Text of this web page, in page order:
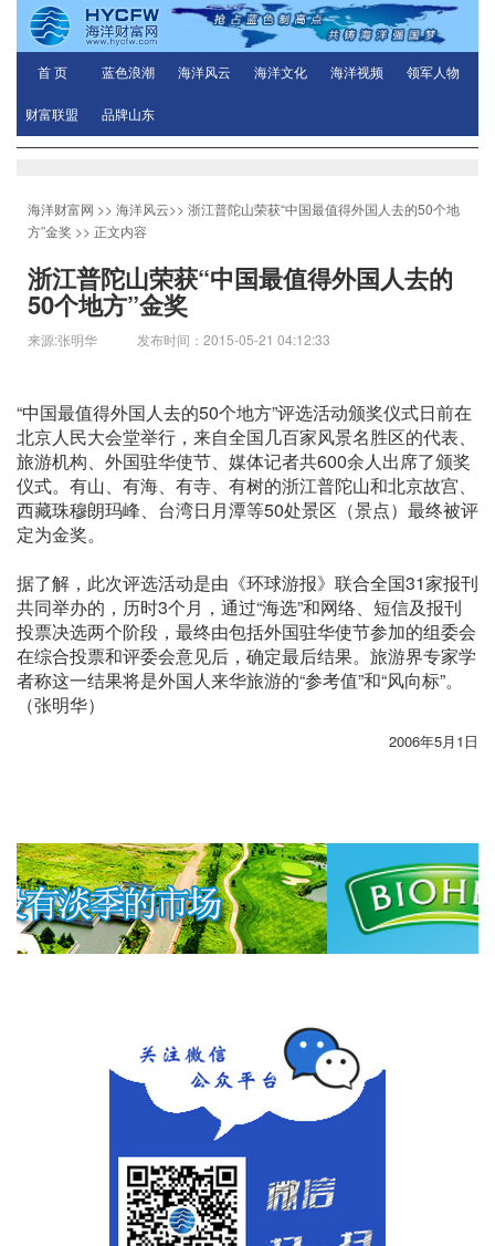
首 页 蓝色浪潮 海洋风云 海洋文化 海洋视频 领军人物
财富联盟 品牌山东
海洋财富网 >> 海洋风云>> 浙江普陀山荣获“中国最值得外国人去的50个地
方”金奖 >> 正文内容
浙江普陀山荣获“中国最值得外国人去的
50个地方”金奖
来源:张明华 发布时间：2015-05-21 04:12:33
“中国最值得外国人去的50个地方”评选活动颁奖仪式日前在
北京人民大会堂举行，来自全国几百家风景名胜区的代表、
旅游机构、外国驻华使节、媒体记者共600余人出席了颁奖
仪式。有山、有海、有寺、有树的浙江普陀山和北京故宫、
西藏珠穆朗玛峰、台湾日月潭等50处景区（景点）最终被评
定为金奖。
据了解，此次评选活动是由《环球游报》联合全国31家报刊
共同举办的，历时3个月，通过“海选”和网络、短信及报刊
投票决选两个阶段，最终由包括外国驻华使节参加的组委会
在综合投票和评委会意见后，确定最后结果。旅游界专家学
者称这一结果将是外国人来华旅游的“参考值”和“风向标”。
（张明华）
2006年5月1日